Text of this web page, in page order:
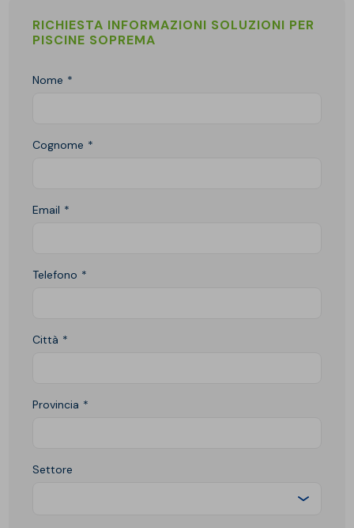
RICHIESTA INFORMAZIONI SOLUZIONI PER
PISCINE SOPREMA
Nome
Cognome
Email
Telefono
Città
Provincia
Settore